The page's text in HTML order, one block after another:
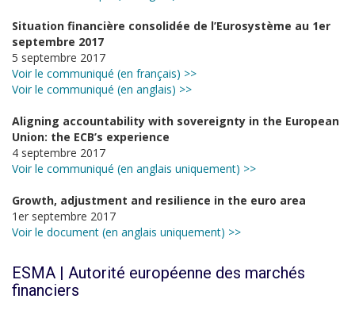
Situation financière consolidée de l’Eurosystème au 1er
septembre 2017
5 septembre 2017
Voir le communiqué (en français) >>
Voir le communiqué (en anglais) >>
Aligning accountability with sovereignty in the European
Union: the ECB’s experience
4 septembre 2017
Voir le communiqué (en anglais uniquement) >>
Growth, adjustment and resilience in the euro area
1er septembre 2017
Voir le document (en anglais uniquement) >>
ESMA | Autorité européenne des marchés
financiers